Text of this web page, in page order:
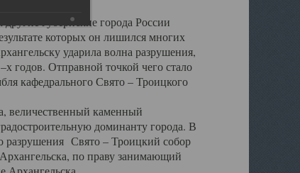
губернские города России
которых он лишился многих
ударила волна разрушения,
годов. Отправной точкой чего стало
кафедрального Свято – Троицкого
каменный
доминанту города. В
разрушения Свято – Троицкий собор
по праву занимающий